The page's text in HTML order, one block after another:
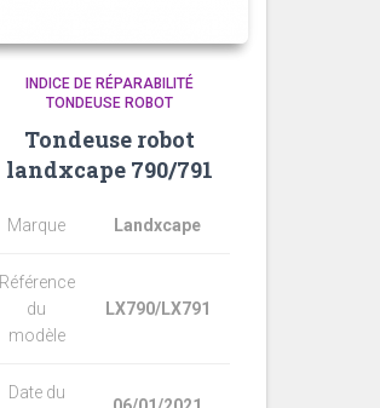
INDICE DE RÉPARABILITÉ
TONDEUSE ROBOT
Tondeuse robot
landxcape 790/791
Marque Landxcape
Référence
du
modèle
LX790/LX791
Date du